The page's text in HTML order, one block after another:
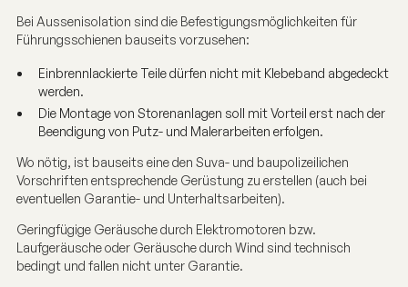
Bei Aussenisolation sind die Befestigungsmöglichkeiten für
Führungsschienen bauseits vorzusehen:
Einbrennlackierte Teile dürfen nicht mit Klebeband abgedeckt
werden.
Die Montage von Storenanlagen soll mit Vorteil erst nach der
Beendigung von Putz- und Malerarbeiten erfolgen.
Wo nötig, ist bauseits eine den Suva- und baupolizeilichen
Vorschriften entsprechende Gerüstung zu erstellen (auch bei
eventuellen Garantie- und Unterhaltsarbeiten).
Geringfügige Geräusche durch Elektromotoren bzw.
Laufgeräusche oder Geräusche durch Wind sind technisch
bedingt und fallen nicht unter Garantie.